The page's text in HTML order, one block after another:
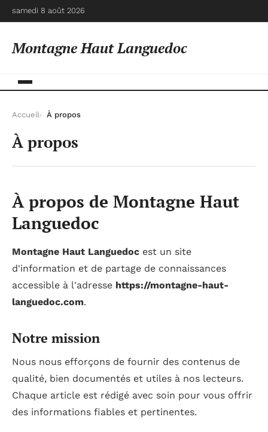
samedi 8 août 2026
Montagne Haut Languedoc
Accueil À propos
À propos
À propos de Montagne Haut
Languedoc
Montagne Haut Languedoc est un site
d'information et de partage de connaissances
accessible à l'adresse https://montagne-haut-
languedoc.com.
Notre mission
Nous nous efforçons de fournir des contenus de
qualité, bien documentés et utiles à nos lecteurs.
Chaque article est rédigé avec soin pour vous offrir
des informations fiables et pertinentes.